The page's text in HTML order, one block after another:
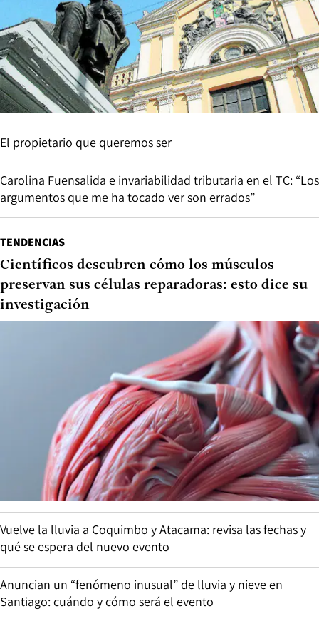
El propietario que queremos ser
Carolina Fuensalida e invariabilidad tributaria en el TC: “Los
argumentos que me ha tocado ver son errados”
TENDENCIAS
Científicos descubren cómo los músculos
preservan sus células reparadoras: esto dice su
investigación
Vuelve la lluvia a Coquimbo y Atacama: revisa las fechas y
qué se espera del nuevo evento
Anuncian un “fenómeno inusual” de lluvia y nieve en
Santiago: cuándo y cómo será el evento